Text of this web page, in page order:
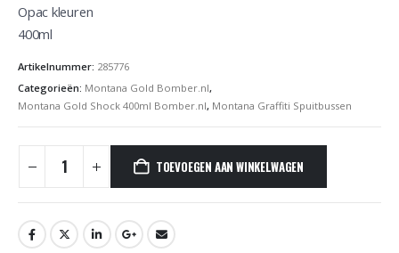
Opac kleuren
400ml
Artikelnummer: 285776
Categorieën: Montana Gold Bomber.nl,
Montana Gold Shock 400ml Bomber.nl, Montana Graffiti Spuitbussen
TOEVOEGEN AAN WINKELWAGEN